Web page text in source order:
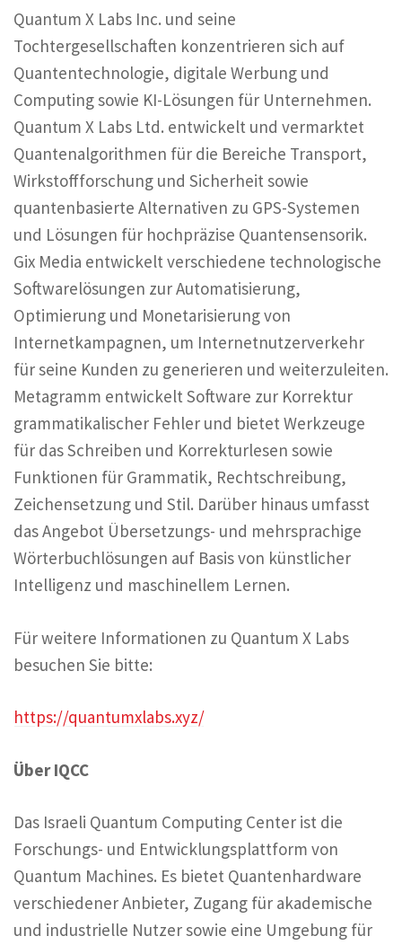
Quantum X Labs Inc. und seine
Tochtergesellschaften konzentrieren sich auf
Quantentechnologie, digitale Werbung und
Computing sowie KI-Lösungen für Unternehmen.
Quantum X Labs Ltd. entwickelt und vermarktet
Quantenalgorithmen für die Bereiche Transport,
Wirkstoffforschung und Sicherheit sowie
quantenbasierte Alternativen zu GPS-Systemen
und Lösungen für hochpräzise Quantensensorik.
Gix Media entwickelt verschiedene technologische
Softwarelösungen zur Automatisierung,
Optimierung und Monetarisierung von
Internetkampagnen, um Internetnutzerverkehr
für seine Kunden zu generieren und weiterzuleiten.
Metagramm entwickelt Software zur Korrektur
grammatikalischer Fehler und bietet Werkzeuge
für das Schreiben und Korrekturlesen sowie
Funktionen für Grammatik, Rechtschreibung,
Zeichensetzung und Stil. Darüber hinaus umfasst
das Angebot Übersetzungs- und mehrsprachige
Wörterbuchlösungen auf Basis von künstlicher
Intelligenz und maschinellem Lernen.
Für weitere Informationen zu Quantum X Labs
besuchen Sie bitte:
https://quantumxlabs.xyz/
Über IQCC
Das Israeli Quantum Computing Center ist die
Forschungs- und Entwicklungsplattform von
Quantum Machines. Es bietet Quantenhardware
verschiedener Anbieter, Zugang für akademische
und industrielle Nutzer sowie eine Umgebung für